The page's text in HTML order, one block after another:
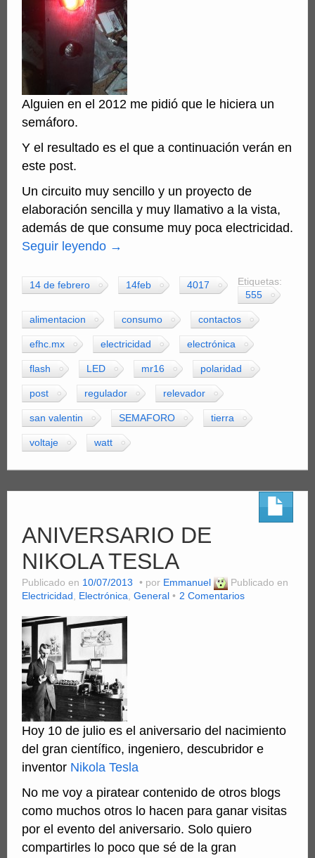
Videos
Alguien en el 2012 me pidió que le hiciera un
semáforo.
Y el resultado es el que a continuación verán en
este post.
Un circuito muy sencillo y un proyecto de
elaboración sencilla y muy llamativo a la vista,
además de que consume muy poca electricidad.
Seguir leyendo →
Etiquetas:
14 de febrero 14feb
4017
555
alimentacion consumo contactos
efhc.mx electricidad electrónica
flash LED mr16 polaridad
post regulador relevador
san valentin SEMAFORO tierra
voltaje watt
ANIVERSARIO DE
NIKOLA TESLA
Publicado en 10/07/2013 por Emmanuel
Publicado en
Electricidad
Electrónica General 2 Comentarios
Hoy 10 de julio es el aniversario del nacimiento
del gran científico, ingeniero, descubridor e
inventor Nikola Tesla
No me voy a piratear contenido de otros blogs
como muchos otros lo hacen para ganar visitas
por el evento del aniversario. Solo quiero
compartirles lo poco que sé de la gran